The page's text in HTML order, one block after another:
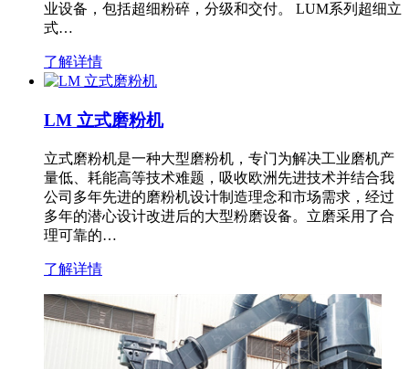
业设备，包括超细粉碎，分级和交付。 LUM系列超细立
式…
了解详情
LM 立式磨粉机
立式磨粉机是一种大型磨粉机，专门为解决工业磨机产
量低、耗能高等技术难题，吸收欧洲先进技术并结合我
公司多年先进的磨粉机设计制造理念和市场需求，经过
多年的潜心设计改进后的大型粉磨设备。立磨采用了合
理可靠的…
了解详情